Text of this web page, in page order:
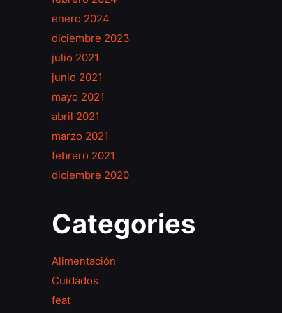
enero 2024
diciembre 2023
julio 2021
junio 2021
mayo 2021
abril 2021
marzo 2021
febrero 2021
diciembre 2020
Categories
Alimentación
Cuidados
feat